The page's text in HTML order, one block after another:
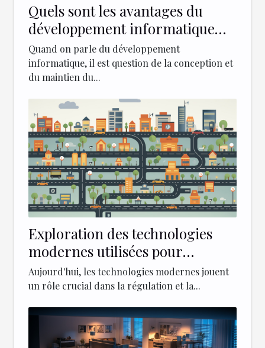
Quels sont les avantages du
développement informatique
dans les différents secteurs
d'activité ?
Quand on parle du développement
informatique, il est question de la conception et
du maintien du...
Exploration des technologies
modernes utilisées pour
sécuriser et réguler le trafic
dans les centres-villes
Aujourd'hui, les technologies modernes jouent
un rôle crucial dans la régulation et la...